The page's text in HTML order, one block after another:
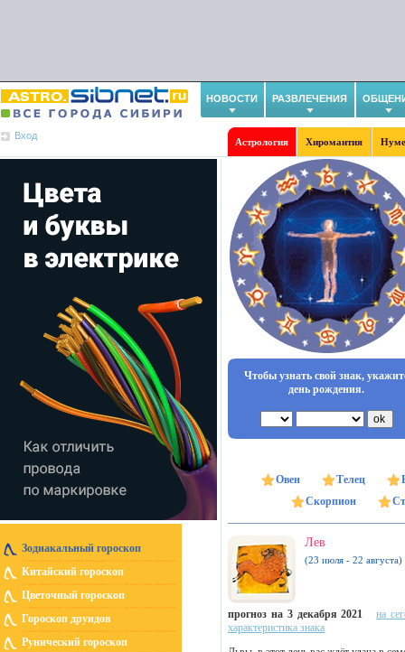
НОВОСТИ РАЗВЛЕЧЕНИЯ
Вход
Астрология Хиромантия
Зодиакальный гороскоп
Китайский гороскоп
Цветочный гороскоп
Гороскоп друидов
Рунический гороскоп
Чтобы узнать свой знак,
день рождения.
Овен Телец
Скорпион
Лев
(23 июля - 22 августа)
прогноз на 3 декабря 2021
на
характеристика знака